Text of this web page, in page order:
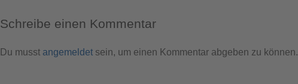
Schreibe einen Kommentar
Du musst angemeldet sein, um einen Kommentar abgeben zu können.